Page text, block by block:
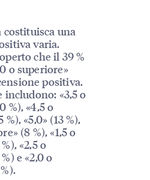
costituisca una
varia.
che il 39 %
o superiore»
positiva.
«3,5 o
%), «4,5 o
«5,0» (13 %),
(8 %), «1,5 o
«2,5 o
e «2,0 o